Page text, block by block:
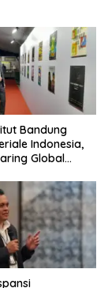
Bandung
Indonesia,
Global